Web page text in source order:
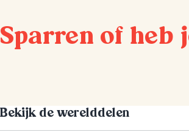
Sparren of heb
Bekijk de werelddelen